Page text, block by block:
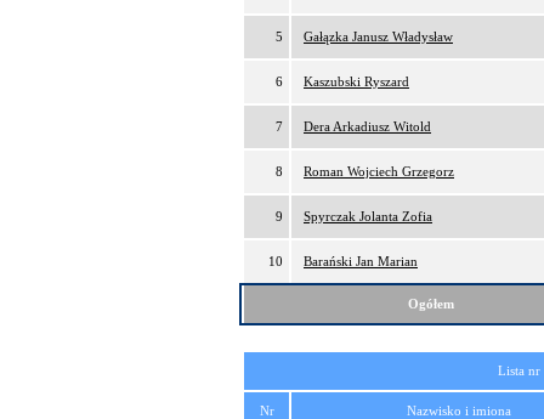
5 Gałązka Janusz Władysław
6 Kaszubski Ryszard
7 Dera Arkadiusz Witold
8 Roman Wojciech Grzegorz
9 Spyrczak Jolanta Zofia
10 Barański Jan Marian
Ogółem
Lista
Nr Nazwisko i imiona